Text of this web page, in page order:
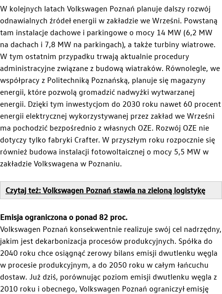
Zrównoważony rozwój
W kolejnych latach Volkswagen Poznań planuje dalszy rozwój
odnawialnych źródeł energii w zakładzie we Wrześni. Powstaną
tam instalacje dachowe i parkingowe o mocy 14 MW (6,2 MW
na dachach i 7,8 MW na parkingach), a także turbiny wiatrowe.
W tym ostatnim przypadku trwają aktualnie procedury
administracyjne związane z budową wiatraków. Równolegle, we
współpracy z Politechniką Poznańską, planuje się magazyny
energii, które pozwolą gromadzić nadwyżki wytwarzanej
energii. Dzięki tym inwestycjom do 2030 roku nawet 60 procent
energii elektrycznej wykorzystywanej przez zakład we Wrześni
ma pochodzić bezpośrednio z własnych OZE. Rozwój OZE nie
dotyczy tylko fabryki Crafter. W przyszłym roku rozpocznie się
również budowa instalacji fotowoltaicznej o mocy 5,5 MW w
zakładzie Volkswagena w Poznaniu.
Czytaj też: Volkswagen Poznań stawia na zieloną logistykę
Emisja ograniczona o ponad 82 proc.
Volkswagen Poznań konsekwentnie realizuje swój cel nadrzędny,
jakim jest dekarbonizacja procesów produkcyjnych. Spółka do
2040 roku chce osiągnąć zerowy bilans emisji dwutlenku węgla
w procesie produkcyjnym, a do 2050 roku w całym łańcuchu
dostaw. Już dziś, porównując poziom emisji dwutlenku węgla z
2010 roku i obecnego, Volkswagen Poznań ograniczył emisję